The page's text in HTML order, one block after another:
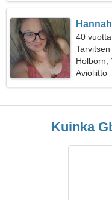
Hannah
40
Holborn,
Avioliitto
Kuinka